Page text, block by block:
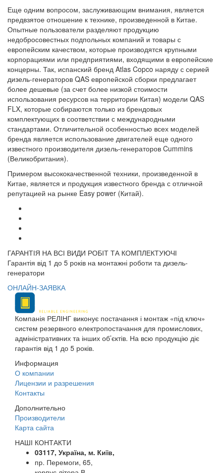
Еще одним вопросом, заслуживающим внимания, является
предвзятое отношение к технике, произведенной в Китае.
Опытные пользователи разделяют продукцию
недобросовестных подпольных компаний и товары с
европейским качеством, которые производятся крупными
корпорациями или предприятиями, входящими в европейские
концерны. Так, испанский бренд Atlas Copco наряду с серией
дизель-генераторов QAS европейской сборки предлагает
более дешевые (за счет более низкой стоимости
использования ресурсов на территории Китая) модели QAS
FLX, которые собираются только из брендовых
комплектующих в соответствии с международными
стандартами. Отличительной особенностью всех моделей
бренда является использование двигателей еще одного
известного производителя дизель-генераторов Cummins
(Великобритания).
Примером высококачественной техники, произведенной в
Китае, является и продукция известного бренда с отличной
репутацией на рынке Easy power (Китай).
ГАРАНТІЯ НА ВСІ ВИДИ РОБІТ ТА КОМПЛЕКТУЮЧІ
Гарантія від 1 до 5 років на монтажні роботи та дизель-
генератори
ОНЛАЙН-ЗАЯВКА
Компанія РЕЛІНГ виконує постачання і монтаж «під ключ»
систем резервного електропостачання для промислових,
адміністративних та інших об’єктів. На всю продукцію діє
гарантія від 1 до 5 років.
Информация
О компании
Лицензии и разрешения
Контакты
Дополнительно
Производители
Карта сайта
НАШІ КОНТАКТИ
03117, Україна, м. Київ,
пр. Перемоги, 65,